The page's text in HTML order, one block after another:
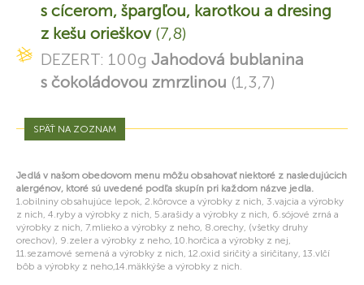
s cícerom, špargľou, karotkou a dresing
z kešu orieškov(7,8)
DEZERT: 100g Jahodová bublanina
s čokoládovou zmrzlinou (1,3,7)
SPÄŤ NA ZOZNAM
Jedlá v našom obedovom menu môžu obsahovať niektoré z nasledujúcich
alergénov, ktoré sú uvedené podľa skupín pri každom názve jedla.
1.obilniny obsahujúce lepok, 2.kôrovce a výrobky z nich, 3.vajcia a výrobky
z nich, 4.ryby a výrobky z nich, 5.arašidy a výrobky z nich, 6.sójové zrná a
výrobky z nich, 7.mlieko a výrobky z neho, 8.orechy, (všetky druhy
orechov), 9.zeler a výrobky z neho, 10.horčica a výrobky z nej,
11.sezamové semená a výrobky z nich, 12.oxid siričitý a siričitany, 13.vlčí
bôb a výrobky z neho,14.mäkkýše a výrobky z nich.